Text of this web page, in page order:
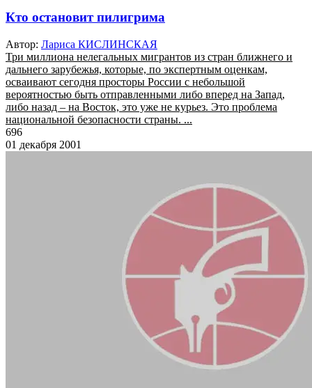
Кто остановит пилигрима
Автор: Лариса КИСЛИНСКАЯ
Три миллиона нелегальных мигрантов из стран ближнего и
дальнего зарубежья, которые, по экспертным оценкам,
осваивают сегодня просторы России с небольшой
вероятностью быть отправленными либо вперед на Запад,
либо назад – на Восток, это уже не курьез. Это проблема
национальной безопасности страны. ...
696
01 декабря 2001